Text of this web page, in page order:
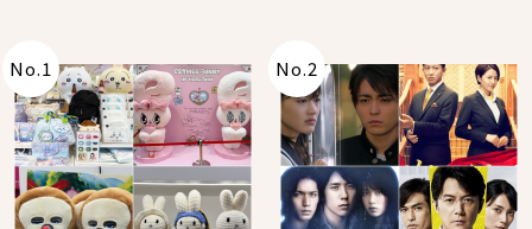
No.1 No.2